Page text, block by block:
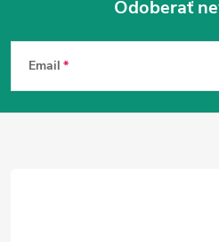
Z
p
ä
Odoberať
Email